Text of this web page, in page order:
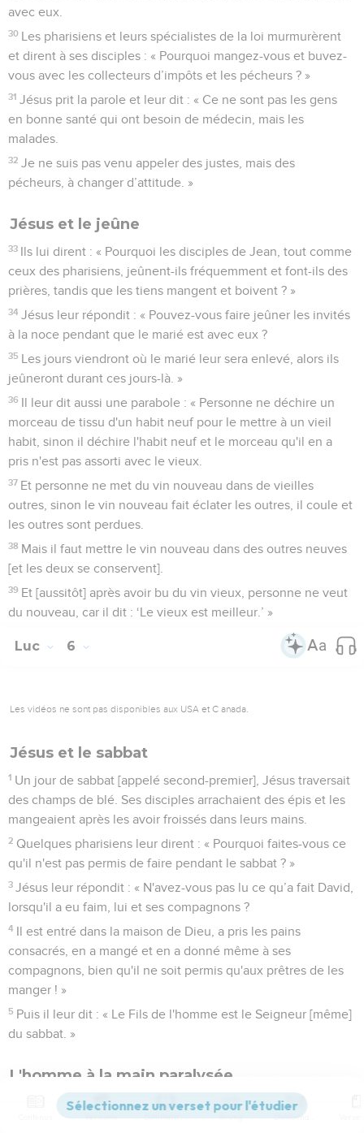
avec eux.
30 Les pharisiens et leurs spécialistes de la loi murmurèrent
et dirent à ses disciples : « Pourquoi mangez-vous et buvez-
vous avec les collecteurs d’impôts et les pécheurs ? »
31 Jésus prit la parole et leur dit : « Ce ne sont pas les gens
en bonne santé qui ont besoin de médecin, mais les
malades.
32 Je ne suis pas venu appeler des justes, mais des
pécheurs, à changer d’attitude. »
Jésus et le jeûne
33 Ils lui dirent : « Pourquoi les disciples de Jean, tout comme
ceux des pharisiens, jeûnent-ils fréquemment et font-ils des
prières, tandis que les tiens mangent et boivent ? »
34 Jésus leur répondit : « Pouvez-vous faire jeûner les invités
à la noce pendant que le marié est avec eux ?
35 Les jours viendront où le marié leur sera enlevé, alors ils
jeûneront durant ces jours-là. »
36 Il leur dit aussi une parabole : « Personne ne déchire un
morceau de tissu d'un habit neuf pour le mettre à un vieil
habit, sinon il déchire l'habit neuf et le morceau qu'il en a
pris n'est pas assorti avec le vieux.
37 Et personne ne met du vin nouveau dans de vieilles
outres, sinon le vin nouveau fait éclater les outres, il coule et
les outres sont perdues.
38 Mais il faut mettre le vin nouveau dans des outres neuves
[et les deux se conservent].
39 Et [aussitôt] après avoir bu du vin vieux, personne ne veut
du nouveau, car il dit : ‘Le vieux est meilleur.’ »
Luc 6
Les vidéos ne sont pas disponibles aux USA et C anada.
Jésus et le sabbat
1 Un jour de sabbat [appelé second-premier], Jésus traversait
des champs de blé. Ses disciples arrachaient des épis et les
mangeaient après les avoir froissés dans leurs mains.
2 Quelques pharisiens leur dirent : « Pourquoi faites-vous ce
qu'il n'est pas permis de faire pendant le sabbat ? »
3 Jésus leur répondit : « N'avez-vous pas lu ce qu’a fait David,
lorsqu'il a eu faim, lui et ses compagnons ?
4 Il est entré dans la maison de Dieu, a pris les pains
consacrés, en a mangé et en a donné même à ses
compagnons, bien qu'il ne soit permis qu'aux prêtres de les
manger ! »
5 Puis il leur dit : « Le Fils de l'homme est le Seigneur [même]
du sabbat. »
L'homme à la main paralysée
Un autre jour de sabbat, Jésus entra dans la synagogue et
se mit à enseigner. Là se trouvait un homme dont la main
Versions Commentaires Strong